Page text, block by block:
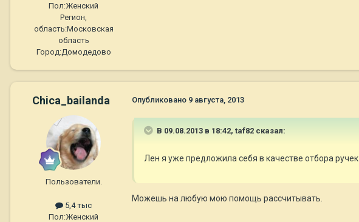
Пол:Женский
Регион,
область:Московская
область
Город:Домодедово
Chica_bailanda
Пользователи.
5,4 тыс
Пол:Женский
Опубликовано 9 августа, 2013
В 09.08.2013 в 18:42, taf82 сказал:
Лен я уже предложила себя в качестве отбора ручек
Можешь на любую мою помощь рассчитывать.